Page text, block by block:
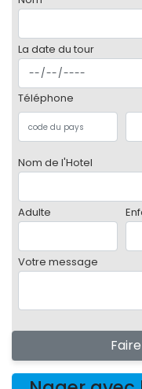
La date du tour
Téléphone
Nom de l'Hotel
Adulte
Votre message